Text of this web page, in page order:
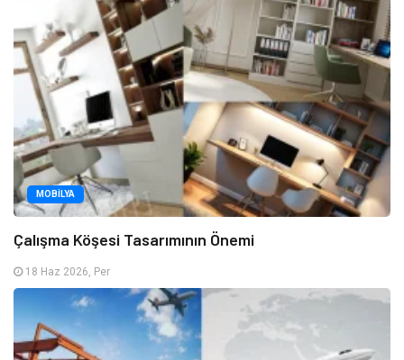
MOBILYA
Çalışma Köşesi Tasarımının Önemi
18 Haz 2026, Per